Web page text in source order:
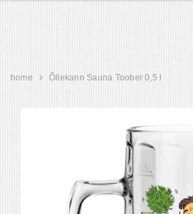
home Õllekann Sauna Toober 0,5 l